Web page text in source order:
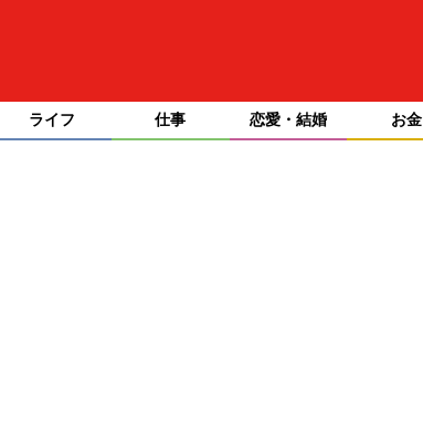
ライフ 仕事 恋愛・結婚 お金